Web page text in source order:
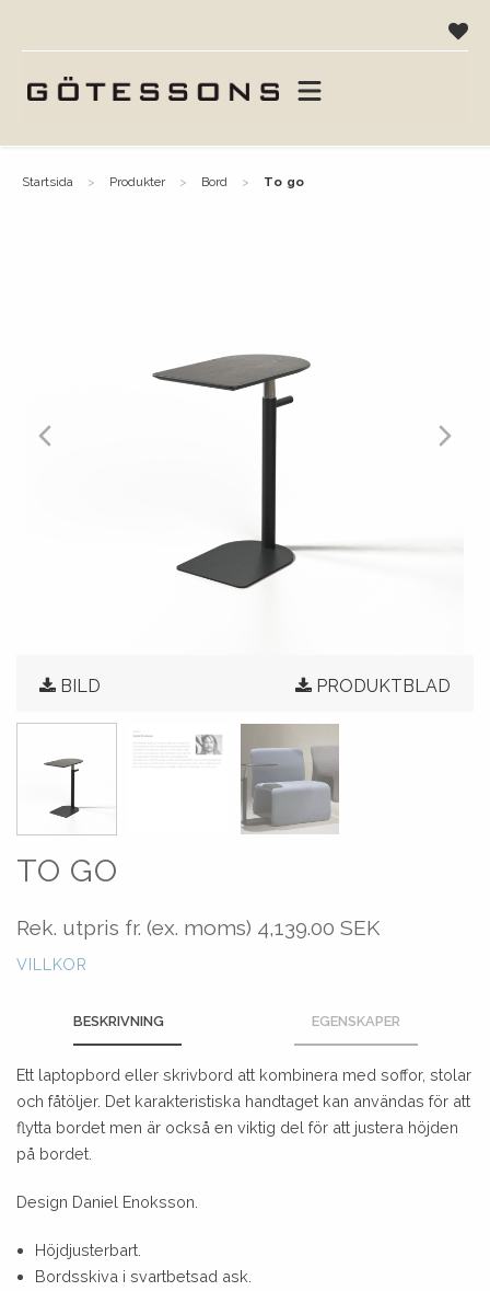
startsida produkter bord to go
BILD PRODUKTBLAD
TO GO
Rek. utpris fr. (ex. moms) 4,139.00 SEK
VILLKOR
BESKRIVNING EGENSKAPER
Ett laptopbord eller skrivbord att kombinera med soffor, stolar
och fåtöljer. Det karakteristiska handtaget kan användas för att
flytta bordet men är också en viktig del för att justera höjden
på bordet.
Design Daniel Enoksson.
Höjdjusterbart.
Bordsskiva i svartbetsad ask.